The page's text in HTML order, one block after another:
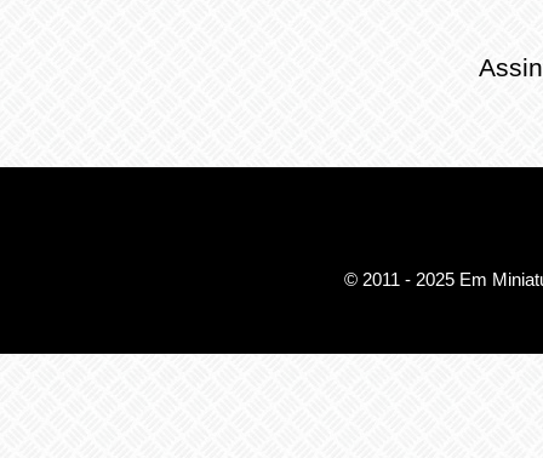
© 2011 - 2025 Em